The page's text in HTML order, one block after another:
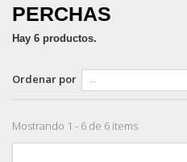
PERCHAS
Hay 6 productos.
Ordenar por
Mostrando 1 - 6 de 6 items